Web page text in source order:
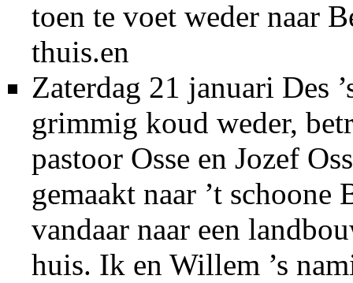
toen te voet weder naar
thuis.en
Zaterdag 21 januari Des
grimmig koud weder,
pastoor Osse en Jozef
gemaakt naar ’t
vandaar naar een
huis. Ik en Willem ’s